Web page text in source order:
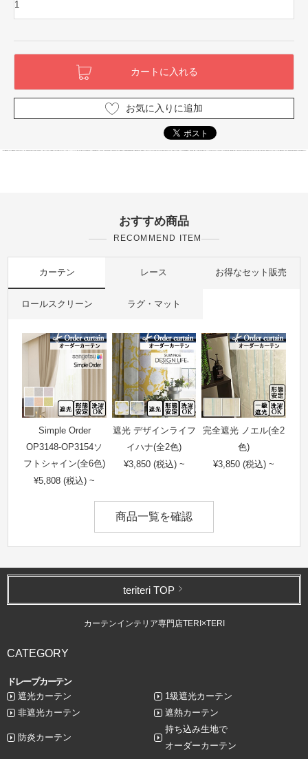
お気に入りに追加
おすすめ商品
RECOMMEND ITEM
カーテン レース お得なセット販売
ロールスクリーン ラグ・マット
Simple Order
OP3148-OP3154ソ
フトシャイン(全6色)
¥5,808 (税込) ~
遮光 デザインライフ
イハナ(全2色)
¥3,850 (税込) ~
完全遮光 ノエル(全2
色)
¥3,850 (税込) ~
商品一覧を確認
teriteri TOP
カーテンインテリア専門店TERI×TERI
CATEGORY
ドレープカーテン
遮光カーテン
1級遮光カーテン
非遮光カーテン
遮熱カーテン
防炎カーテン
持ち込み生地で
オーダーカーテン